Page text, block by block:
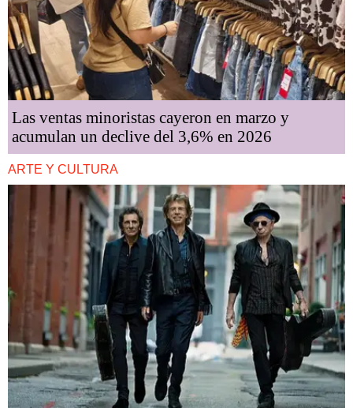
Las ventas minoristas cayeron en marzo y
acumulan un declive del 3,6% en 2026
ARTE Y CULTURA